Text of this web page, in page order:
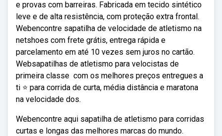
e provas com barreiras. Fabricada em tecido sintético
leve e de alta resistência, com proteção extra frontal.
Webencontre sapatilha de velocidade de atletismo na
netshoes com frete grátis, entrega rápida e
parcelamento em até 10 vezes sem juros no cartão.
Websapatilhas de atletismo para velocistas de
primeira classe ️ com os melhores preços entregues a
ti ⭐ para corrida de curta, média distância e maratona
na velocidade dos.
Webencontre aqui sapatilha de atletismo para corridas
curtas e longas das melhores marcas do mundo.